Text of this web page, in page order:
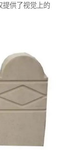
提供了视觉上的